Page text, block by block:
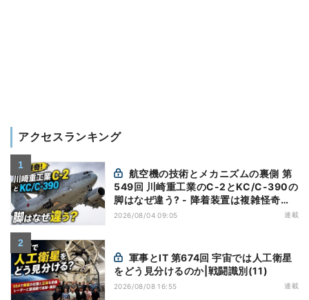
アクセスランキング
549回 川崎重工業のC-2とKC/C-390の
脚はなぜ違う? - 降着装置は複雑怪奇
(5)|軍用輸送機(10)
2026/08/04 09:05 連載
をどう見分けるのか|戦闘識別(11)
2026/08/08 16:55 連載